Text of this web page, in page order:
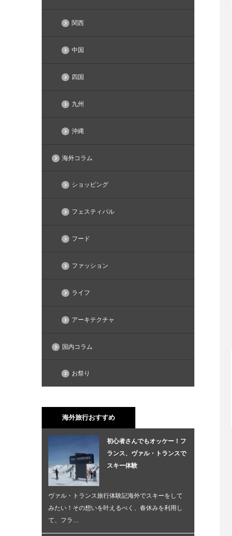
関西
中国
四国
九州
沖縄
海外コラム
ショッピング
フェスティバル
フード
ファッション
ライフ
アーキテクチャ
国内コラム
お祭り
海外旅行おすすめ
初心者さんでもオッケー！フ
ランス、ヴァル・トランスで
スキー体験
ヴァル・トランス旅行体験記海外でスキーをして
みたい！その想いを叶えるべく、春休みを利用し
て、フラ…